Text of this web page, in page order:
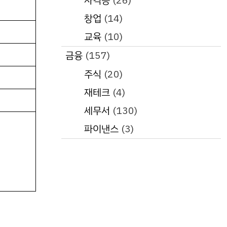
창업 (14)
교육(10)
금융 (157)
주식 (20)
재테크(4)
세무서 (130)
파이낸스(3)